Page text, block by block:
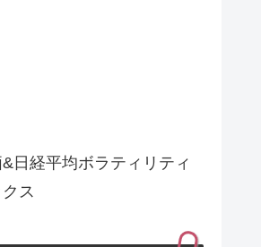
日経平均ボラティリティ
ス